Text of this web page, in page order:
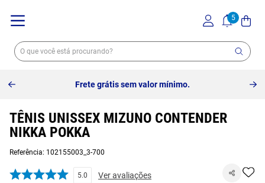
Frete grátis sem valor mínimo.
TÊNIS UNISSEX MIZUNO CONTENDER
NIKKA POKKA
Referência: 102155003_3-700
5.0 Ver avaliações